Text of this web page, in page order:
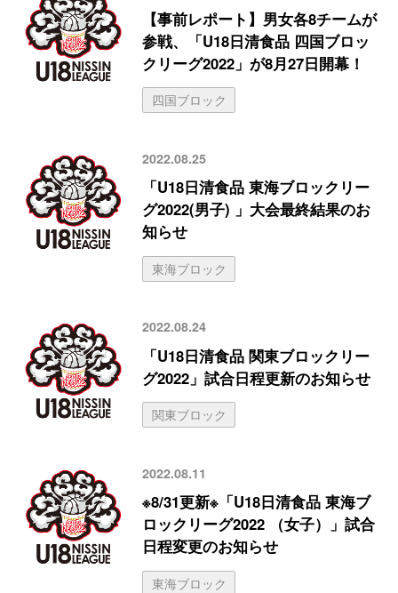
【事前レポート】男女各8チームが
参戦、「U18日清食品 四国ブロッ
クリーグ2022」が8月27日開幕！
四国ブロック
2022.08.25
「U18日清食品 東海ブロックリー
グ2022(男子) 」大会最終結果のお
知らせ
東海ブロック
2022.08.24
「U18日清食品 関東ブロックリー
グ2022」試合日程更新のお知らせ
関東ブロック
2022.08.11
※8/31更新※「U18日清食品 東海ブ
ロックリーグ2022 （女子）」試合
日程変更のお知らせ
東海ブロック